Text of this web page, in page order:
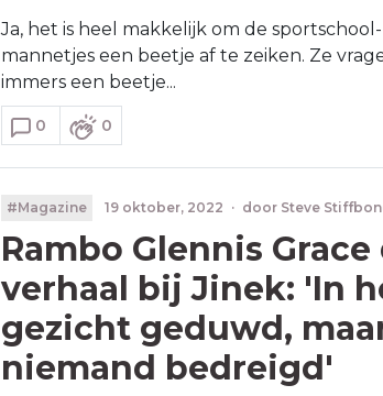
Ja, het is heel makkelijk om de sportschool-
mannetjes een beetje af te zeiken. Ze
immers een beetje...
0 0
#Magazine 19 oktober, 2022 · door Steve
Rambo Glennis
verhaal bij Jinek: 'In
gezicht geduwd,
niemand bedreigd'